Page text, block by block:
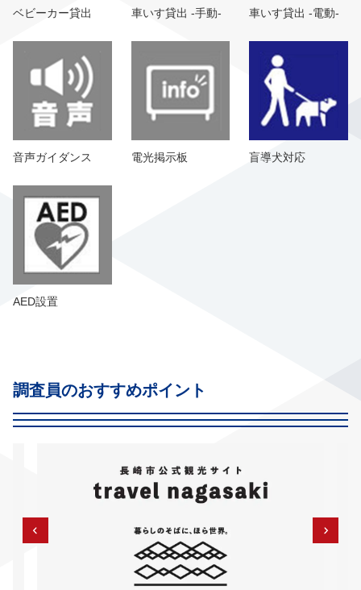
ベビーカー貸出 車いす貸出 -手動- 車いす貸出 -電動-
音声ガイダンス 電光掲示板 盲導犬対応
AED設置
調査員のおすすめポイント